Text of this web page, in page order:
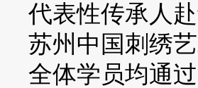
代表性传承人
苏州中国刺绣
全体学员均通